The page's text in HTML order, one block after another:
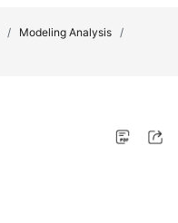
/ Modeling Analysis /